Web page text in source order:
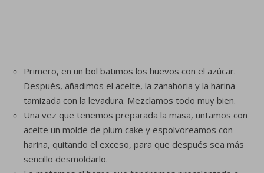
Primero, en un bol batimos los huevos con el azúcar.
Después, añadimos el aceite, la zanahoria y la harina
tamizada con la levadura. Mezclamos todo muy bien.
Una vez que tenemos preparada la masa, untamos con
aceite un molde de plum cake y espolvoreamos con
harina, quitando el exceso, para que después sea más
sencillo desmoldarlo.